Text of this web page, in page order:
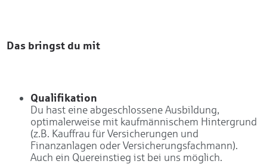
Das bringst du mit
Qualifikation
Du hast eine abgeschlossene Ausbildung,
optimalerweise mit kaufmännischem Hintergrund
(z.B. Kauffrau für Versicherungen und
Finanzanlagen oder Versicherungsfachmann).
Auch ein Quereinstieg ist bei uns möglich.